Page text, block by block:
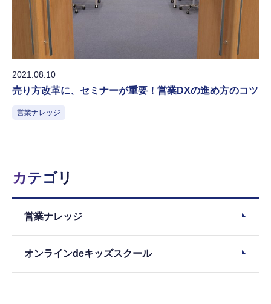
2021.08.10
売り方改革に、セミナーが重要！営業DXの進め方のコツ
営業ナレッジ
カテゴリ
営業ナレッジ
オンラインdeキッズスクール